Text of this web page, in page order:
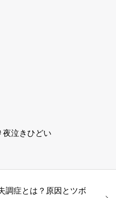
泣きひどい
調症とは？原因とツボ